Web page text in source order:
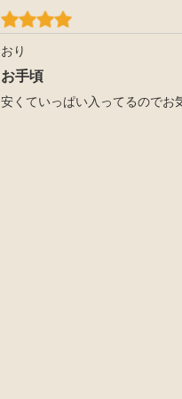
おり
お手頃
安くていっぱい入ってるのでお